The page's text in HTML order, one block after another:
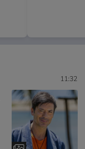
11:32